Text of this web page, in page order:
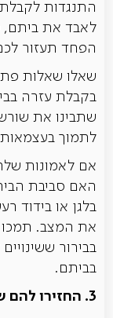
התנגדות
לאבד את ביתם,
הפחד תעזור
שאלו שאלות
בקבלת עזרה
שתבינו את
לתמוך
אם לאמונות
האם סביבת
בלגן או בידוד
את המצב. תמכו
בבירור
בביתם.
3. החזירו להם שליטה מסוימת